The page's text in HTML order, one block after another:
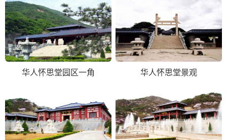
华人怀思堂园区一角 华人怀思堂景观